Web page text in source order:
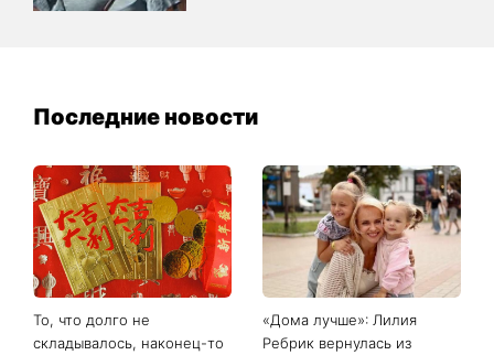
Последние новости
То, что долго не
складывалось, наконец-то
«Дома лучше»: Лилия
Ребрик вернулась из